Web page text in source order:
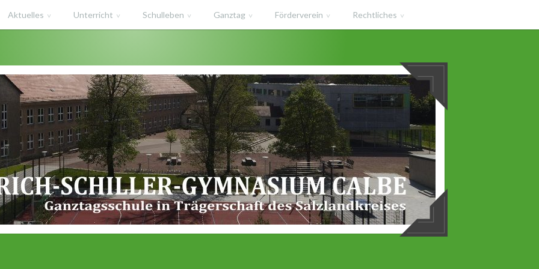
Aktuelles Unterricht Schulleben Ganztag Förderverein Rechtliches